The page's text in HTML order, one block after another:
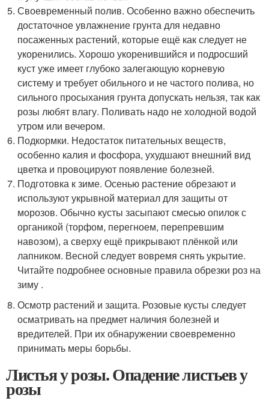
Своевременный полив. Особенно важно обеспечить
достаточное увлажнение грунта для недавно
посаженных растений, которые ещё как следует не
укоренились. Хорошо укоренившийся и подросший
куст уже имеет глубоко залегающую корневую
систему и требует обильного и не частого полива, но
сильного просыхания грунта допускать нельзя, так как
розы любят влагу. Поливать надо не холодной водой
утром или вечером.
Подкормки. Недостаток питательных веществ,
особенно калия и фосфора, ухудшают внешний вид
цветка и провоцируют появление болезней.
Подготовка к зиме. Осенью растение обрезают и
используют укрывной материал для защиты от
морозов. Обычно кусты засыпают смесью опилок с
органикой (торфом, перегноем, перепревшим
навозом), а сверху ещё прикрывают плёнкой или
лапником. Весной следует вовремя снять укрытие.
Читайте подробнее основные правила обрезки роз на
зиму .
Осмотр растений и защита. Розовые кусты следует
осматривать на предмет наличия болезней и
вредителей. При их обнаружении своевременно
принимать меры борьбы.
Листья у розы. Опадение листьев у
розы